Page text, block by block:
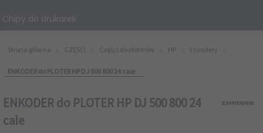
Chipy do drukarek
Strona główna CZĘŚCI Części do ploterów HP Encodery
ENKODER do PLOTER HP DJ 500 800 24 cale
ENKODER do PLOTER HP DJ 500 800 24
cale